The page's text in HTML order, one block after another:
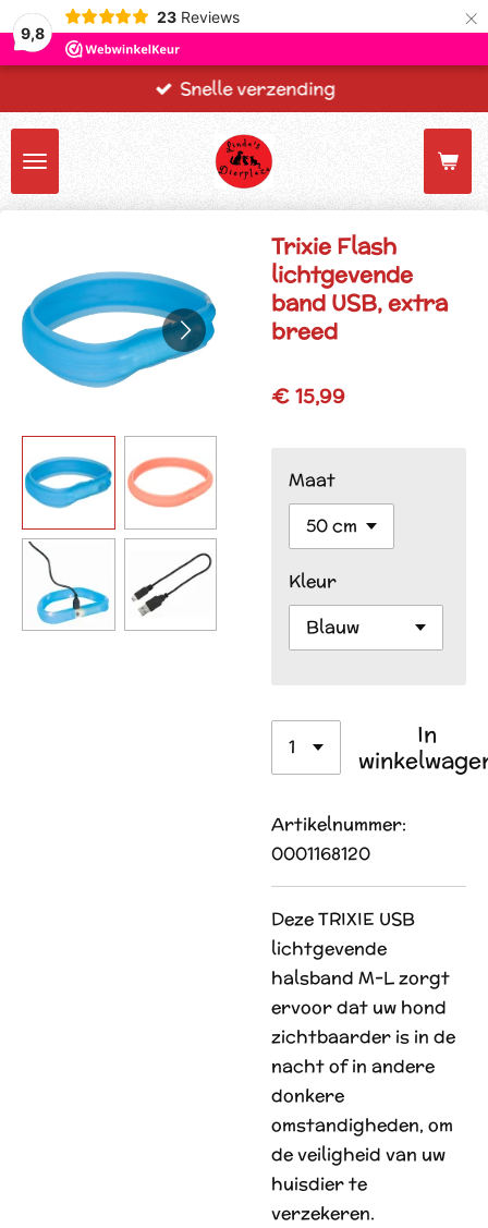
9,8
23 Reviews ×
Snelle verzending
Trixie Flash
lichtgevende
band USB, extra
breed
€ 15,99
Maat
Kleur
In
Artikelnummer:
0001168120
Deze TRIXIE USB
lichtgevende
halsband M-L zorgt
ervoor dat uw hond
zichtbaarder is in de
nacht of in andere
donkere
omstandigheden, om
de veiligheid van uw
huisdier te
verzekeren.